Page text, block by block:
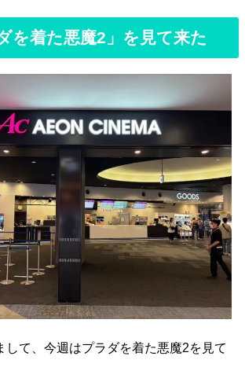
を着た悪魔2」を見て来た
して、今週はプラダを着た悪魔2を見て